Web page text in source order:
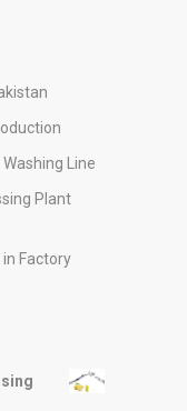
Line
Plant
Factory